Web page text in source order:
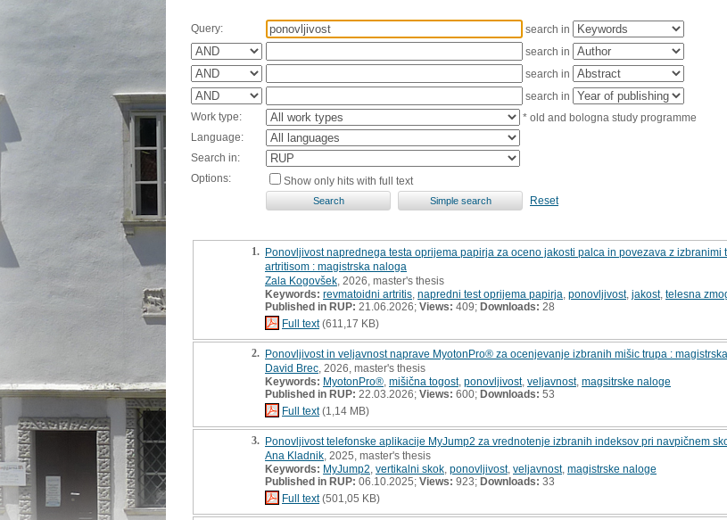
Query:
search in
search in
search in
search in
Work type:
* old and bologna study programme
Language:
Search in:
Options:
Show only hits with full text
Reset
1. Ponovljivost naprednega testa oprijema papirja za oceno jakosti palca in povezava z
artritisom : magistrska naloga
Zala Kogovšek , 2026, master's thesis
Keywords: revmatoidni artritis napredni test oprijema papirja ponovljivost, jakost, telesna
Published in RUP: 21.06.2026; Views: 409; Downloads: 28
Full text(611,17 KB)
2. Ponovljivost in veljavnost naprave MyotonPro® za ocenjevanje izbranih mišic trupa :
David Brec , 2026, master's thesis
Keywords: MyotonPro® mišična togost, ponovljivost, veljavnost, magsitrske naloge
Published in RUP: 22.03.2026; Views: 600; Downloads: 53
Full text(1,14 MB)
3. Ponovljivost telefonske aplikacije MyJump2 za vrednotenje izbranih indeksov pri navpičnem
Ana Kladnik , 2025, master's thesis
Keywords: MyJump2 vertikalni skok ponovljivost, veljavnost, magistrske naloge
Published in RUP: 06.10.2025; Views: 923; Downloads: 33
Full text(501,05 KB)